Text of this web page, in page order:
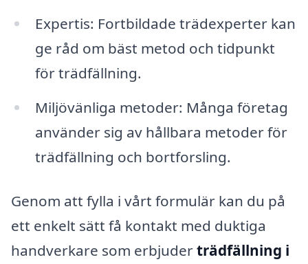
Expertis: Fortbildade trädexperter kan
ge råd om bäst metod och tidpunkt
för trädfällning.
Miljövänliga metoder: Många företag
använder sig av hållbara metoder för
trädfällning och bortforsling.
Genom att fylla i vårt formulär kan du på
ett enkelt sätt få kontakt med duktiga
handverkare som erbjuderträdfällning i